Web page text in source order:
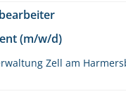
(m/w/d)
Zell am